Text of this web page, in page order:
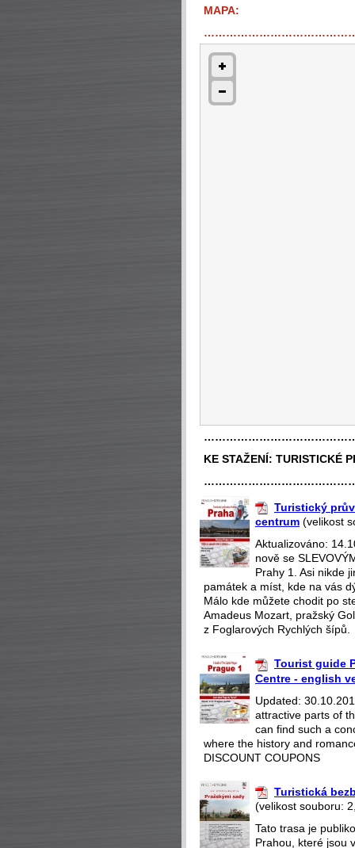
MAPA:
KE STAŽENÍ: TURISTICKÉ
Turistický
centrum (velikost
Aktualizováno:
nově se
Prahy 1. Asi nikde
památek a míst, kde na vás
Málo kde můžete chodit po
Amadeus Mozart, pražský
z Foglarových Rychlých šípů.
Tourist guide
Centre - english
Updated:
attractive parts of
can find such a
where the history and
DISCOUNT COUPONS
Turistická
(velikost souboru:
Tato trasa je
Prahou, které jsou